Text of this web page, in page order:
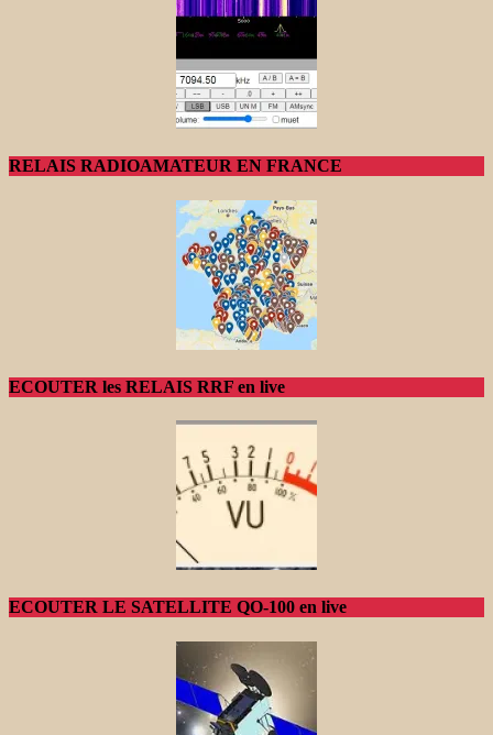
RELAIS RADIOAMATEUR EN FRANCE
ECOUTER les RELAIS RRF en live
ECOUTER LE SATELLITE QO-100 en live